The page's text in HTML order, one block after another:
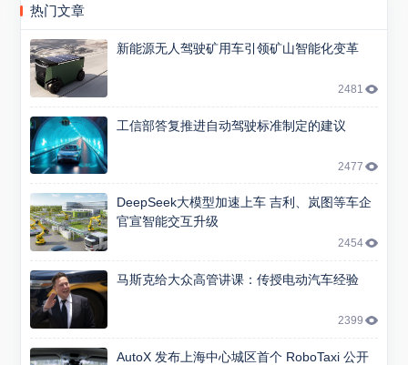
热门文章
新能源无人驾驶矿用车引领矿山智能化变革
2481
工信部答复推进自动驾驶标准制定的建议
2477
DeepSeek大模型加速上车 吉利、岚图等车企
官宣智能交互升级
2454
马斯克给大众高管讲课：传授电动汽车经验
2399
AutoX 发布上海中心城区首个 RoboTaxi 公开